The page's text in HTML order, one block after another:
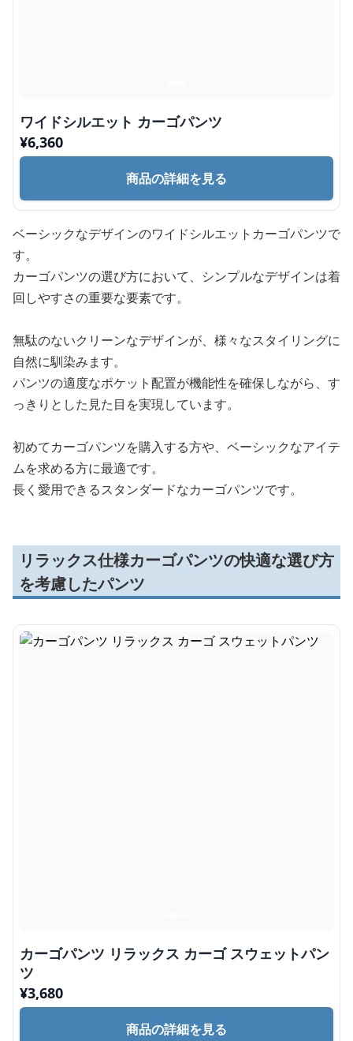
ワイドシルエット カーゴパンツ
¥6,360
商品の詳細を見る
ベーシックなデザインのワイドシルエットカーゴパンツで
す。
カーゴパンツの選び方において、シンプルなデザインは着
回しやすさの重要な要素です。
無駄のないクリーンなデザインが、様々なスタイリングに
自然に馴染みます。
パンツの適度なポケット配置が機能性を確保しながら、す
っきりとした見た目を実現しています。
初めてカーゴパンツを購入する方や、ベーシックなアイテ
ムを求める方に最適です。
長く愛用できるスタンダードなカーゴパンツです。
リラックス仕様カーゴパンツの快適な選び方
を考慮したパンツ
カーゴパンツ リラックス カーゴ スウェットパン
ツ
¥3,680
商品の詳細を見る